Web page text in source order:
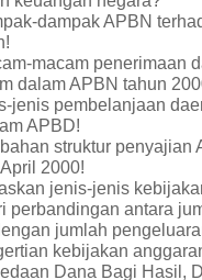
dampak APBN
macam penerimaan
dalam APBN tahun
jenis pembelanjaan
APBD!
struktur penyajian
2000!
jenis-jenis
perbandingan antara
jumlah
kebijakan
Dana Bagi Hasil,